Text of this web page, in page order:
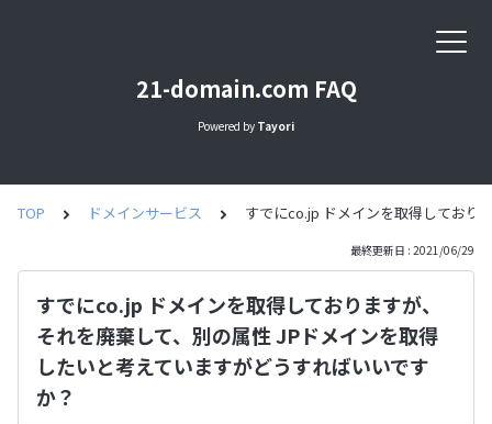
21-domain.com FAQ
Powered by Tayori
TOP ドメインサービス すでにco.jp ドメインを取得しており
最終更新日 : 2021/06/29
すでにco.jp ドメインを取得しておりますが、
それを廃棄して、別の属性 JPドメインを取得
したいと考えていますがどうすればいいです
か？